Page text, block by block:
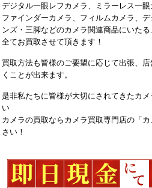
デジタル一眼レフカメラ、ミラーレス一
ファインダーカメラ、フィルムカメラ、
ンズ・三脚などのカメラ関連商品にいた
全てお買取させて頂きます！
買取方法も皆様のご要望に応じて出張、
くことが出来ます。
是非私たちに皆様が大切にされてきたカ
い
カメラの買取ならカメラ買取専門店の「
さい！